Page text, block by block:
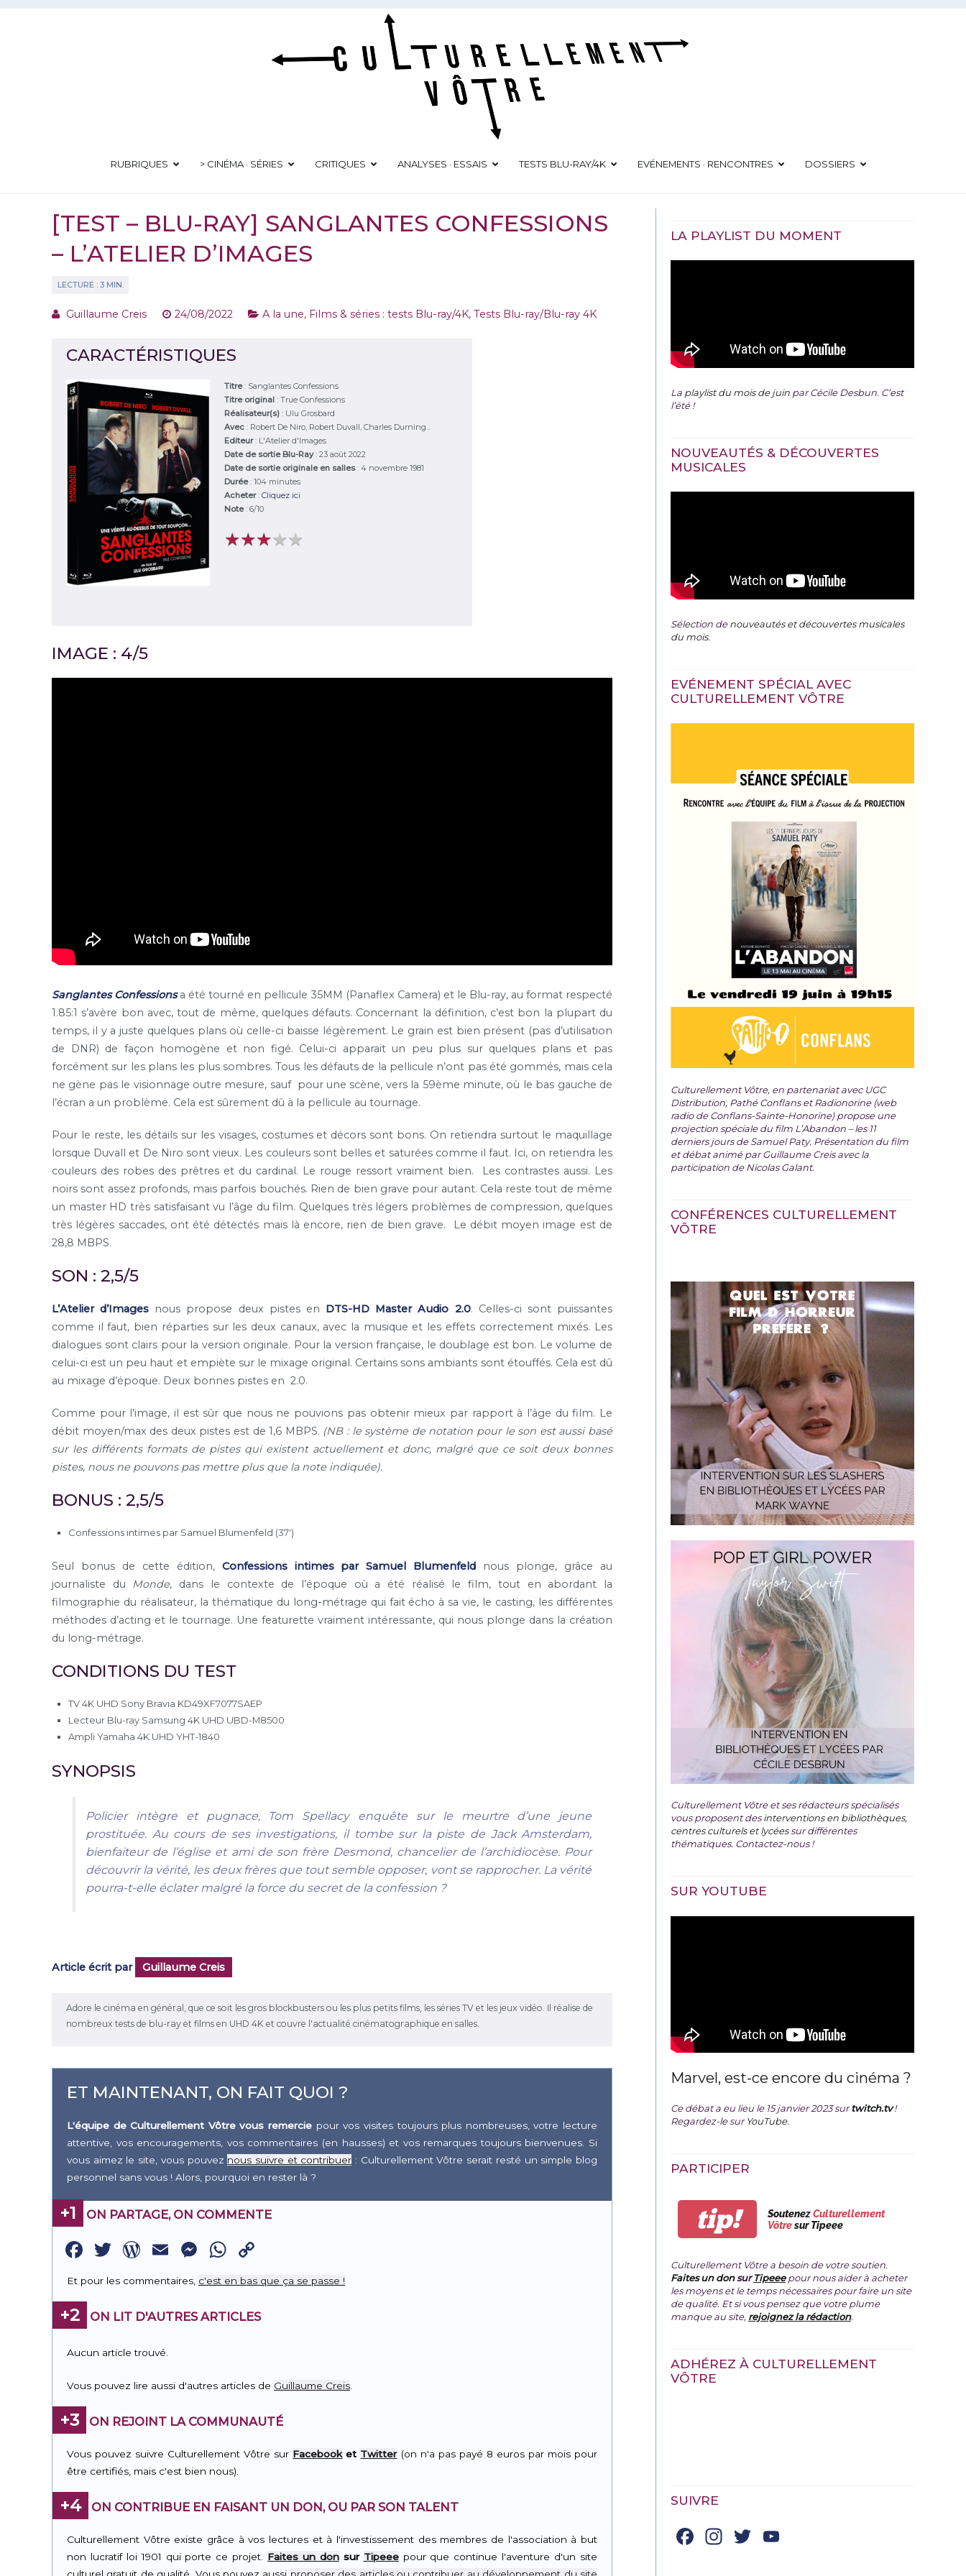
Aller
Culturellement Vôtre
RUBRIQUES > CINÉMA · SÉRIES CRITIQUES ANALYSES · ESSAIS TESTS BLU-RAY/4K EVÉNEMENTS · RENCONTRES DOSSIERS
[TEST – BLU-RAY] SANGLANTES CONFESSIONS
– L’ATELIER D’IMAGES
Guillaume Creis 24/08/2022 A la une, Films & séries : tests Blu-ray/4K,Tests Blu-ray/Blu-ray 4K
CARACTÉRISTIQUES
Titre: Sanglantes Confessions
Titre original : True Confessions
Réalisateur(s) : Ulu Grosbard
Avec : Robert De Niro, Robert Duvall, Charles Durning...
Editeur: L'Atelier d'Images
Date de sortie Blu-Ray: 23 août 2022
Date de sortie originale en salles: 4 novembre 1981
Durée: 104 minutes
Acheter: Cliquez ici
Note: 6/10
★★★★★
★★★★★
IMAGE : 4/5
Sanglantes Confessionsa été tourné en pellicule 35MM (Panaflex Camera) et le Blu-ray, au format respecté
1.85:1 s’avère bon avec, tout de même, quelques défauts. Concernant la définition, c’est bon la plupart du
temps, il y a juste quelques plans où celle-ci baisse légèrement. Le grain est bien présent (pas d’utilisation
de DNR) de façon homogène et non figé. Celui-ci apparait un peu plus sur quelques plans et pas
forcément sur les plans les plus sombres. Tous les défauts de la pellicule n’ont pas été gommés, mais cela
ne gène pas le visionnage outre mesure, sauf pour une scène, vers la 59ème minute, où le bas gauche de
l’écran a un problème. Cela est sûrement dû à la pellicule au tournage.
Pour le reste, les détails sur les visages, costumes et décors sont bons. On retiendra surtout le maquillage
lorsque Duvall et De Niro sont vieux. Les couleurs sont belles et saturées comme il faut. Ici, on retiendra les
couleurs des robes des prêtres et du cardinal. Le rouge ressort vraiment bien. Les contrastes aussi. Les
noirs sont assez profonds, mais parfois bouchés. Rien de bien grave pour autant. Cela reste tout de même
un master HD très satisfaisant vu l’âge du film. Quelques très légers problèmes de compression, quelques
très légères saccades, ont été détectés mais là encore, rien de bien grave. Le débit moyen image est de
28,8 MBPS.
SON : 2,5/5
L’Atelier d’Images nous propose deux pistes en DTS-HD Master Audio 2.0. Celles-ci sont puissantes
comme il faut, bien réparties sur les deux canaux, avec la musique et les effets correctement mixés. Les
dialogues sont clairs pour la version originale. Pour la version française, le doublage est bon. Le volume de
celui-ci est un peu haut et empiète sur le mixage original. Certains sons ambiants sont étouffés. Cela est dû
au mixage d’époque. Deux bonnes pistes en 2.0.
Comme pour l’image, il est sûr que nous ne pouvions pas obtenir mieux par rapport à l’âge du film. Le
débit moyen/max des deux pistes est de 1,6 MBPS. (NB : le système de notation pour le son est aussi basé
sur les différents formats de pistes qui existent actuellement et donc, malgré que ce soit deux bonnes
pistes, nous ne pouvons pas mettre plus que la note indiquée).
BONUS : 2,5/5
Confessions intimes par Samuel Blumenfeld (37′)
Seul bonus de cette édition,Confessions intimes par Samuel Blumenfeld nous plonge, grâce au
journaliste du Monde, dans le contexte de l’époque où a été réalisé le film, tout en abordant la
filmographie du réalisateur, la thématique du long-métrage qui fait écho à sa vie, le casting, les différentes
méthodes d’acting et le tournage. Une featurette vraiment intéressante, qui nous plonge dans la création
du long-métrage.
CONDITIONS DU TEST
TV 4K UHD Sony Bravia KD49XF7077SAEP
Lecteur Blu-ray Samsung 4K UHD UBD-M8500
Ampli Yamaha 4K UHD YHT-1840
SYNOPSIS
Policier intègre et pugnace, Tom Spellacy enquête sur le meurtre d’une jeune
prostituée. Au cours de ses investigations, il tombe sur la piste de Jack Amsterdam,
bienfaiteur de l’église et ami de son frère Desmond, chancelier de l’archidiocèse. Pour
découvrir la vérité, les deux frères que tout semble opposer, vont se rapprocher. La vérité
pourra-t-elle éclater malgré la force du secret de la confession ?
Article écrit par Guillaume Creis
Adore le cinéma en général, que ce soit les gros blockbusters ou les plus petits films, les séries TV et les jeux vidéo. Il réalise de
nombreux tests de blu-ray et films en UHD 4K et couvre l'actualité cinématographique en salles.
ET MAINTENANT, ON FAIT QUOI ?
L'équipe de Culturellement Vôtre vous remercie pour vos visites toujours plus nombreuses, votre lecture
attentive, vos encouragements, vos commentaires (en hausses) et vos remarques toujours bienvenues. Si
vous aimez le site, vous pouvez nous suivre et contribuer : Culturellement Vôtre serait resté un simple blog
personnel sans vous ! Alors, pourquoi en rester là ?
+1 ON PARTAGE, ON COMMENTE
Facebook
Twitter
WordPress
EmailMessenger
WhatsApp
Link
Et pour les commentaires, c'est en bas que ça se passe !
+2 ON LIT D'AUTRES ARTICLES
Aucun article trouvé.
Vous pouvez lire aussi d'autres articles de Guillaume Creis.
+3 ON REJOINT LA COMMUNAUTÉ
Vous pouvez suivre Culturellement Vôtre sur Facebooket Twitter(on n'a pas payé 8 euros par mois pour
être certifiés, mais c'est bien nous).
+4 ON CONTRIBUE EN FAISANT UN DON, OU PAR SON TALENT
Culturellement Vôtre existe grâce à vos lectures et à l'investissement des membres de l'association à but
non lucratif loi 1901 qui porte ce projet. Faites un donsur Tipeeepour que continue l'aventure d'un site
LA PLAYLIST DU MOMENT
La playlist du mois de juin par Cécile Desbun. C’est
l’été !
NOUVEAUTÉS & DÉCOUVERTES
MUSICALES
Sélection denouveautés et découvertes musicales
du mois.
EVÉNEMENT SPÉCIAL AVEC
CULTURELLEMENT VÔTRE
Culturellement Vôtre, en partenariat avec UGC
Distribution, Pathé Conflans et Radionorine (web
radio de Conflans-Sainte-Honorine) propose une
projection spéciale du film L’Abandon – les 11
derniers jours de Samuel Paty. Présentation du film
et débat animé par Guillaume Creis avec la
participation de Nicolas Galant.
CONFÉRENCES CULTURELLEMENT
VÔTRE
Culturellement Vôtre et ses rédacteurs spécialisés
vous proposent desinterventions en bibliothèques,
centres culturels et lycéessur différentes
thématiques. Contactez-nous !
SUR YOUTUBE
Marvel, est-ce encore du cinéma ?
Ce débat a eu lieu le 15 janvier 2023 surtwitch.tv !
Regardez-le surYouTube.
PARTICIPER
tip! SoutenezCulturellement
Vôtresur Tipeee
Culturellement Vôtre a besoin de votre soutien.
Faites un donsurTipeeepour nous aider à acheter
les moyens et le temps nécessaires pour faire un site
de qualité. Et si vous pensez que votre plume
manque au site, rejoignez la rédaction.
ADHÉREZ À CULTURELLEMENT
VÔTRE
SUIVRE
Facebook
Instagram
Twitter